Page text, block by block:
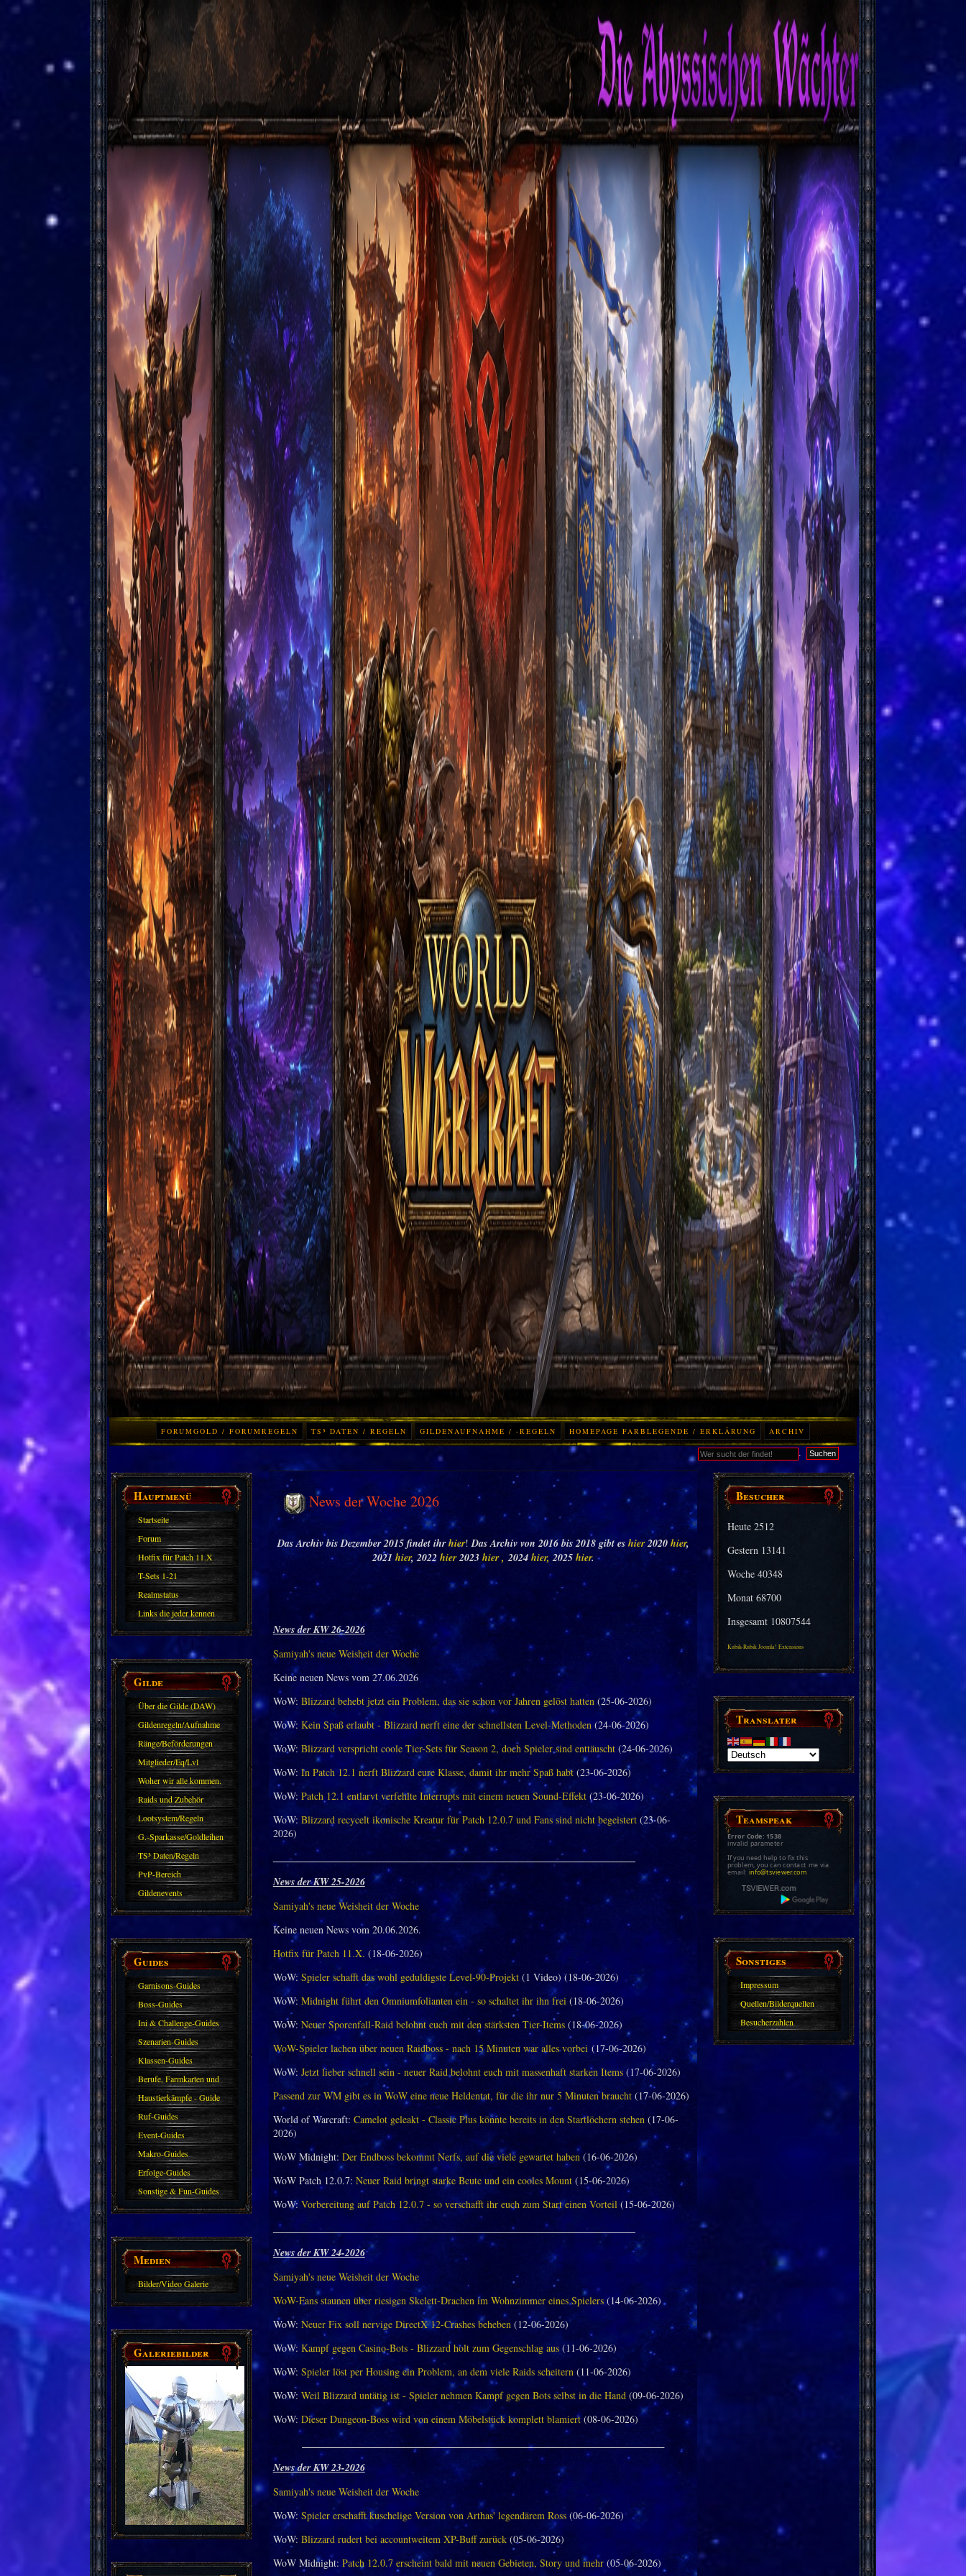
FORUMGOLD / FORUMREGELN TS³ DATEN / REGELN GILDENAUFNAHME / -REGELN HOMEPAGE FARBLEGENDE / ERKLÄRUNG ARCHIV
. Suchen
Hauptmenü
Startseite
Forum
Hotfix für Patch 11.X
T-Sets 1-21
Realmstatus
Links die jeder kennen
sollte?! Oder nicht?
Gilde
Über die Gilde (DAW)
Gildenregeln/Aufnahme
Ränge/Beförderungen
Mitglieder/Eq/Lvl
Woher wir alle kommen.
Raids und Zubehör
Lootsystem/Regeln
G.-Sparkasse/Goldleihen
TS³ Daten/Regeln
PvP-Bereich
Gildenevents
Guides
Garnisons-Guides
Boss-Guides
Ini & Challenge-Guides
Szenarien-Guides
Klassen-Guides
Berufe, Farmkarten und
Haustiere
Haustierkämpfe - Guide
Ruf-Guides
Event-Guides
Makro-Guides
Erfolge-Guides
Sonstige & Fun-Guides
Medien
Bilder/Video Galerie
Galeriebilder
Besucher
Heute2512
Gestern 13141
Woche40348
Monat68700
Insgesamt 10807544
Kubik-Rubik Joomla! Extensions
Translater
Teamspeak
Error Code: 1538
invalid parameter
If you need help to fix this
problem, you can contact me via
email: info@tsviewer.com
Sonstiges
Impressum
Quellen/Bilderquellen
Besucherzahlen
News der Woche 2026
Das Archiv bis Dezember 2015 findet ihr hier!Das Archiv von 2016 bis 2018 gibt es hier2020 hier,
2021 hier, 2022 hier2023 hier , 2024 hier, 2025 hier.
News der KW 26-2026
Samiyah's neue Weisheit der Woche
Keine neuen News vom 27.06.2026
WoW: Blizzard behebt jetzt ein Problem, das sie schon vor Jahren gelöst hatten(25-06-2026)
WoW: Kein Spaß erlaubt - Blizzard nerft eine der schnellsten Level-Methoden(24-06-2026)
WoW: Blizzard verspricht coole Tier-Sets für Season 2, doch Spieler sind enttäuscht(24-06-2026)
WoW: In Patch 12.1 nerft Blizzard eure Klasse, damit ihr mehr Spaß habt(23-06-2026)
WoW: Patch 12.1 entlarvt verfehlte Interrupts mit einem neuen Sound-Effekt(23-06-2026)
WoW: Blizzard recycelt ikonische Kreatur für Patch 12.0.7 und Fans sind nicht begeistert(23-06-
2026)
________________________________________________________________________
News der KW 25-2026
Samiyah's neue Weisheit der Woche
Keine neuen News vom 20.06.2026.
Hotfix für Patch 11.X. (18-06-2026)
WoW: Spieler schafft das wohl geduldigste Level-90-Projekt(1 Video) (18-06-2026)
WoW: Midnight führt den Omniumfolianten ein - so schaltet ihr ihn frei(18-06-2026)
WoW: Neuer Sporenfall-Raid belohnt euch mit den stärksten Tier-Items(18-06-2026)
WoW-Spieler lachen über neuen Raidboss - nach 15 Minuten war alles vorbei(17-06-2026)
WoW: Jetzt lieber schnell sein - neuer Raid belohnt euch mit massenhaft starken Items(17-06-2026)
Passend zur WM gibt es in WoW eine neue Heldentat, für die ihr nur 5 Minuten braucht(17-06-2026)
World of Warcraft: Camelot geleakt - Classic Plus könnte bereits in den Startlöchern stehen(17-06-
2026)
WoW Midnight: Der Endboss bekommt Nerfs, auf die viele gewartet haben(16-06-2026)
WoW Patch 12.0.7: Neuer Raid bringt starke Beute und ein cooles Mount(15-06-2026)
WoW:Vorbereitung auf Patch 12.0.7 - so verschafft ihr euch zum Start einen Vorteil(15-06-2026)
________________________________________________________________________
News der KW 24-2026
Samiyah's neue Weisheit der Woche
WoW-Fans staunen über riesigen Skelett-Drachen im Wohnzimmer eines Spielers(14-06-2026)
WoW: Neuer Fix soll nervige DirectX 12-Crashes beheben(12-06-2026)
WoW: Kampf gegen Casino-Bots - Blizzard holt zum Gegenschlag aus(11-06-2026)
WoW: Spieler löst per Housing ein Problem, an dem viele Raids scheitern(11-06-2026)
WoW: Weil Blizzard untätig ist - Spieler nehmen Kampf gegen Bots selbst in die Hand(09-06-2026)
WoW: Dieser Dungeon-Boss wird von einem Möbelstück komplett blamiert(08-06-2026)
________________________________________________________________________
News der KW 23-2026
Samiyah's neue Weisheit der Woche
WoW: Spieler erschafft kuschelige Version von Arthas' legendärem Ross(06-06-2026)
WoW: Blizzard rudert bei accountweitem XP-Buff zurück(05-06-2026)
WoW Midnight: Patch 12.0.7 erscheint bald mit neuen Gebieten, Story und mehr(05-06-2026)